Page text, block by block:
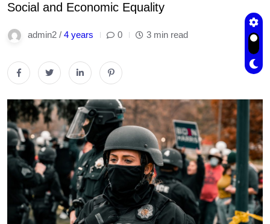
Social and Economic Equality
admin2 / 4 years 0 3 min read